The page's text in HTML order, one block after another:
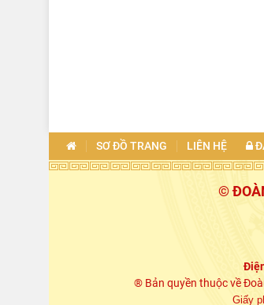
SƠ ĐỒ TRANG LIÊN HỆ
©
® Bản quyền thuộc về
Giấy